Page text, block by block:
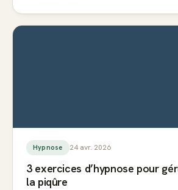
Hypnose 24 avr. 2026
3 exercices d’hypnose pour
la piqûre